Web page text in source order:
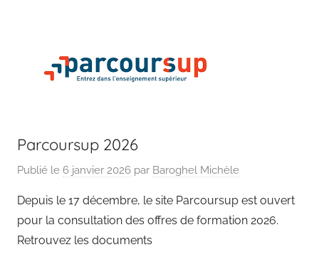
Parcoursup 2026
Publié le 6 janvier 2026 par Baroghel Michèle
Depuis le 17 décembre, le site Parcoursup est ouvert
pour la consultation des offres de formation 2026.
Retrouvez les documents